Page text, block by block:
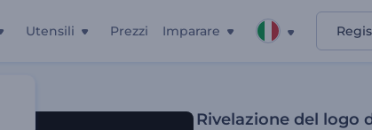
Utensili Prezzi Imparare
Rivelazione del logo